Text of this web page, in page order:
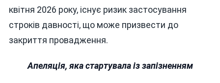
квітня 2026 року, існує ризик застосування
строків давності, що може призвести до
закриття провадження.
Апеляція, яка стартувала із запізненням